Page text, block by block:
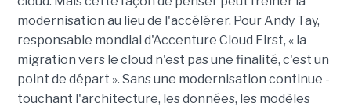
modernisation au lieu de l'accélérer. Pour Andy Tay,
responsable mondial d'Accenture Cloud First, « la
migration vers le cloud n'est pas une finalité, c'est un
point de départ ». Sans une modernisation continue -
touchant l'architecture, les données, les modèles